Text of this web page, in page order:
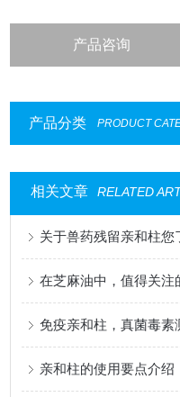
产品咨询
产品分类 PRODUCT
相关文章 RELATED
关于兽药残留亲和柱您
在芝麻油中，值得关注
免疫亲和柱，真菌毒素
亲和柱的使用要点介绍